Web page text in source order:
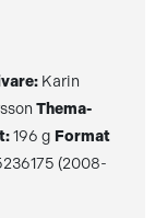
Karin
Thema-
196 g Format
(2008-